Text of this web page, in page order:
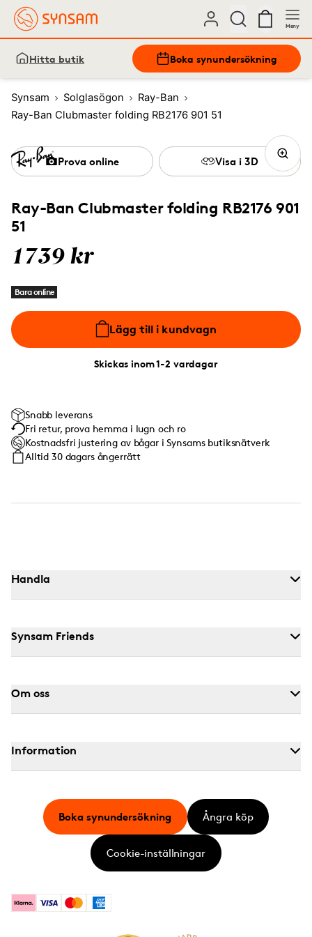
Meny
Hitta butik Boka synundersökning
Synsam Solglasögon
Ray-Ban
Ray-Ban Clubmaster folding RB2176 901 51
Ray-Ban Clubmaster folding RB2176 901
51
1739 kr
Bara online
Lägg till i kundvagn
Skickas inom 1-2 vardagar
Prova online Visa i 3D
Snabb leverans
Fri retur, prova hemma i lugn och ro
Kostnadsfri justering av bågar i Synsams butiksnätverk
Alltid 30 dagars ångerrätt
Handla
Synsam Friends
Om oss
Information
KlarnaVisa MastercardAmerican Express
Boka synundersökning Ångra köp
Cookie-inställningar